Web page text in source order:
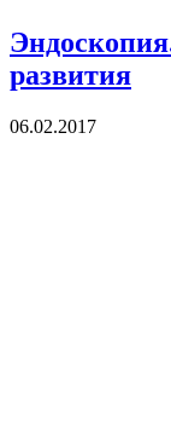
развития
06.02.2017